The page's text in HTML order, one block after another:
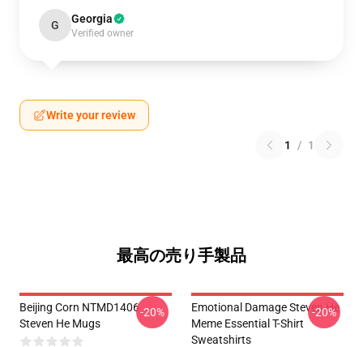
G Georgia
Verified owner
Write your review
1 / 1
最高の売り手製品
Beijing Corn NTMD1406
Steven He Mugs
-20%
Emotional Damage Steven He
Meme Essential T-Shirt
Sweatshirts
-20%